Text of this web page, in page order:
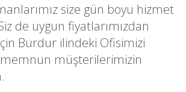
size gün boyu hizmet
de uygun fiyatlarımızdan
Burdur ilindeki Ofisimizi
müşterilerimizin